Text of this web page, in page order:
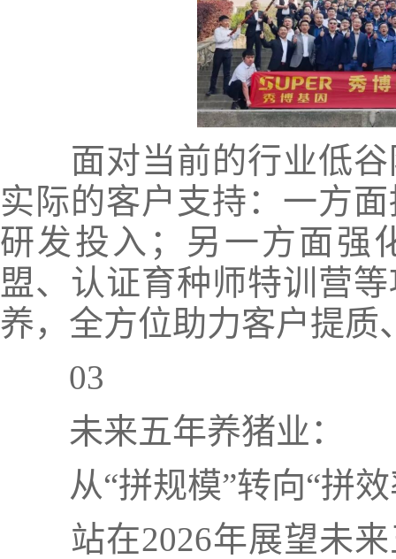
面对当前的行业低谷
实际的客户支持：一方
研发投入；另一方面强
盟、认证育种师特训营
养，全方位助力客户提质
03
未来五年养猪业：
从“拼规模”转向“拼效
站在2026年展望未来